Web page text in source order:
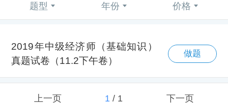
题型 年份 价格
2019年中级经济师（基础知识）
真题试卷（11.2下午卷）
做题
上一页 1/ 1 下一页